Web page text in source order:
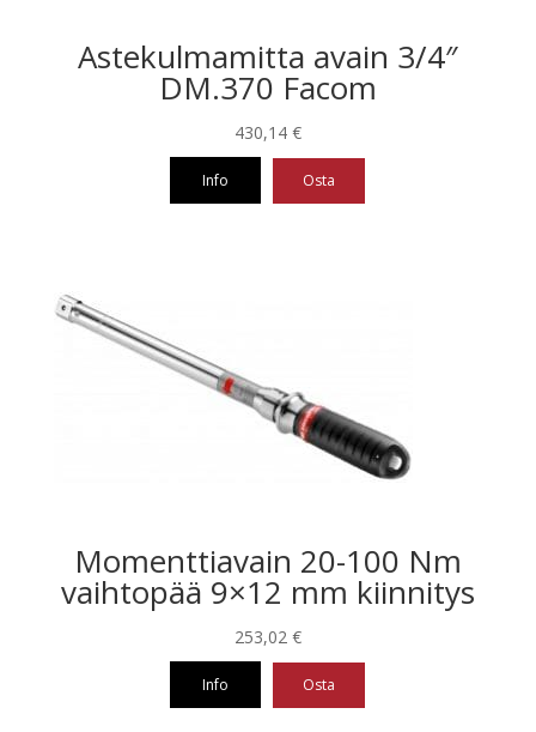
Astekulmamitta avain 3/4″
DM.370 Facom
430,14 €
Info Osta
Momenttiavain 20-100 Nm
vaihtopää 9×12 mm kiinnitys
253,02 €
Info Osta